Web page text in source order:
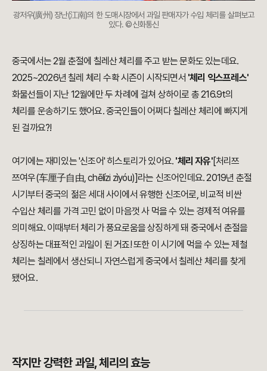
광저우(廣州) 장난(江南)의 한 도매시장에서 과일 판매자가 수입 체리를 살펴보고
있다. ©신화통신
중국에서는 2월 춘절에 칠레산 체리를 주고 받는 문화도 있는데요.
2025~2026년 칠레 체리 수확 시즌이 시작되면서 '체리 익스프레스'
화물선들이 지난 12월에만 두 차례에 걸쳐 상하이로 총 216.9t의
체리를 운송하기도 했어요. 중국인들이 어쩌다 칠레산 체리에 빠지게
된 걸까요?!
여기에는 재미있는 '신조어' 히스토리가 있어요. '체리 자유'[처리쯔
쯔여우(车厘子自由, chēlízi zìyóu)]라는 신조어인데요. 2019년 춘절
시기부터 중국의 젊은 세대 사이에서 유행한 신조어로, 비교적 비싼
수입산 체리를 가격 고민 없이 마음껏 사 먹을 수 있는 경제적 여유를
의미해요. 이때부터 체리가 풍요로움을 상징하게 돼 중국에서 춘절을
상징하는 대표적인 과일이 된 거죠! 또한 이 시기에 먹을 수 있는 제철
체리는 칠레에서 생산되니 자연스럽게 중국에서 칠레산 체리를 찾게
됐어요.
작지만 강력한 과일, 체리의 효능